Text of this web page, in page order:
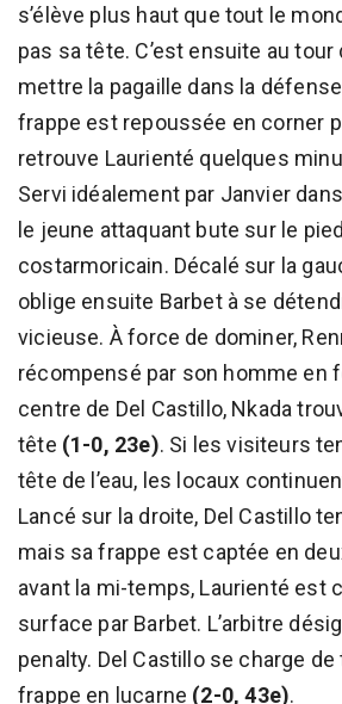
s’élève plus haut que tout le
pas sa tête. C’est ensuite au tour
mettre la pagaille dans la défense
frappe est repoussée en corner
retrouve Laurienté quelques
Servi idéalement par Janvier
le jeune attaquant bute sur le
costarmoricain. Décalé sur la
oblige ensuite Barbet à se
vicieuse. À force de dominer,
récompensé par son homme en
centre de Del Castillo, Nkada
tête (1-0, 23e). Si les visiteurs
tête de l’eau, les locaux
Lancé sur la droite, Del Castillo
mais sa frappe est captée en
avant la mi-temps, Laurienté est
surface par Barbet. L’arbitre
penalty. Del Castillo se charge
frappe en lucarne (2-0, 43e).